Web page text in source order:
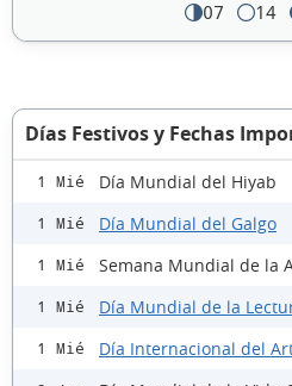
07 14
Días Festivos y Fechas
1 Mié Día Mundial del Hiyab
1 Mié Día Mundial del Galgo
1 Mié Semana Mundial de la
1 Mié Día Mundial de la
1 Mié Día Internacional del